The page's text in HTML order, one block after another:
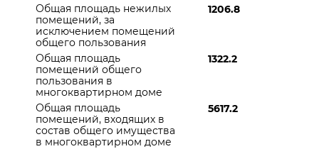
Общая площадь нежилых
помещений, за
исключением помещений
общего пользования
1206.8
Общая площадь
помещений общего
пользования в
многоквартирном доме
1322.2
Общая площадь
помещений, входящих в
состав общего имущества
в многоквартирном доме
5617.2